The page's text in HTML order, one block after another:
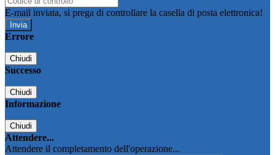
E-mail inviata, si prega di controllare la casella di posta elettronica!
Errore
Chiudi
Successo
Chiudi
Informazione
Chiudi
Attendere...
Attendere il completamento dell'operazione...